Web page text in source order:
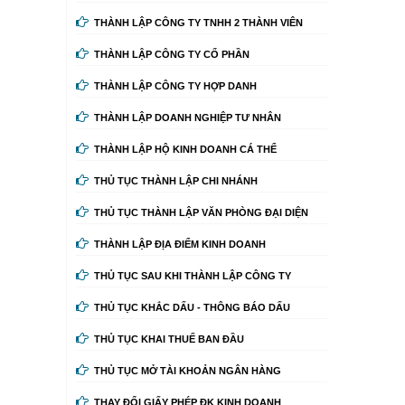
THÀNH LẬP CÔNG TY TNHH 2 THÀNH VIÊN
THÀNH LẬP CÔNG TY CỔ PHẦN
THÀNH LẬP CÔNG TY HỢP DANH
THÀNH LẬP DOANH NGHIỆP TƯ NHÂN
THÀNH LẬP HỘ KINH DOANH CÁ THỂ
THỦ TỤC THÀNH LẬP CHI NHÁNH
THỦ TỤC THÀNH LẬP VĂN PHÒNG ĐẠI DIỆN
THÀNH LẬP ĐỊA ĐIỂM KINH DOANH
THỦ TỤC SAU KHI THÀNH LẬP CÔNG TY
THỦ TỤC KHẮC DẤU - THÔNG BÁO DẤU
THỦ TỤC KHAI THUẾ BAN ĐẦU
THỦ TỤC MỞ TÀI KHOẢN NGÂN HÀNG
THAY ĐỔI GIẤY PHÉP ĐK KINH DOANH